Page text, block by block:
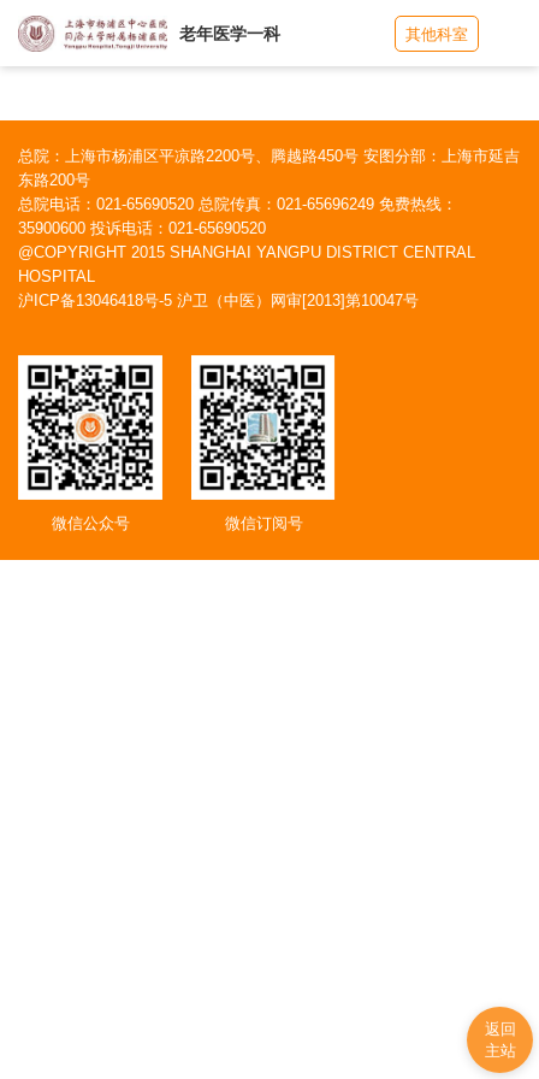
老年医学一科 其他科室
返回
主站
总院：上海市杨浦区平凉路2200号、腾越路450号 安图分部：上海市延吉
东路200号
总院电话：021-65690520 总院传真：021-65696249 免费热线：
35900600 投诉电话：021-65690520
@COPYRIGHT 2015 SHANGHAI YANGPU DISTRICT CENTRAL
HOSPITAL
沪ICP备13046418号-5 沪卫（中医）网审[2013]第10047号
微信公众号 微信订阅号